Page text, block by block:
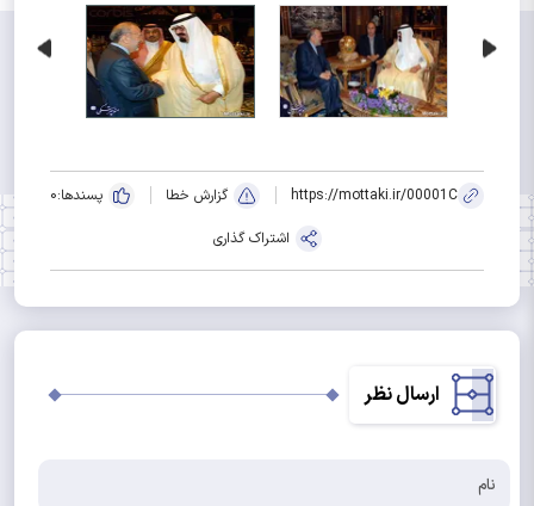
https://mottaki.ir/00001C گزارش خطا پسندها:0
اشتراک گذاری
ارسال نظر